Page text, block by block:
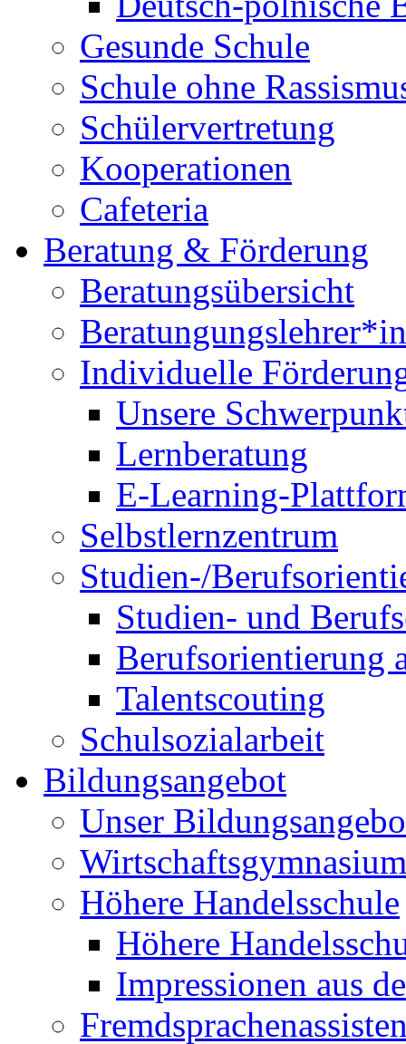
Gesunde Schule
Schule ohne
Schülervertretung
Kooperationen
Cafeteria
Beratung & Förderung
Beratungsübersicht
Individuelle
Unsere
Lernberatung
E-Learning-
Selbstlernzentrum
Studien-/
Studien- und
Berufsorientierung
Talentscouting
Schulsozialarbeit
Bildungsangebot
Unser
Wirtschaftsgymnasium
Höhere Handelsschule
Höhere
Impressionen aus